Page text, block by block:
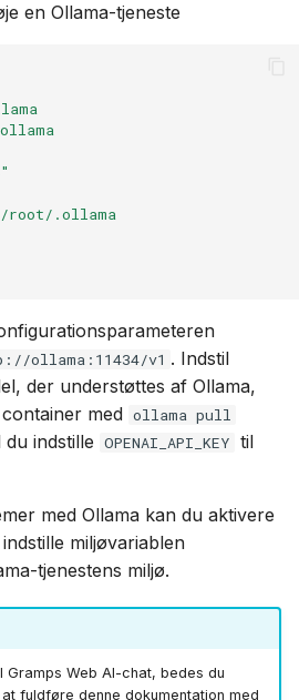
en Ollama-tjeneste
ollama
root/.ollama
ollama:11434/v1 . Indstil
der understøttes af Ollama,
med ollama pull
du indstille OPENAI_API_KEY til
med Ollama kan du aktivere
miljøvariablen
tjenestens miljø.
Gramps Web AI-chat, bedes du
fuldføre denne dokumentation med